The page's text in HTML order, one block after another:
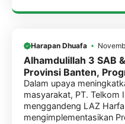
Harapan Dhuafa
Alhamdulillah 3 SAB
Provinsi Banten,
Telah Selesai Di
Oleh Masyarakat.
Dalam upaya
masyarakat, PT. Telkom
menggandeng LAZ
mengimplementasikan